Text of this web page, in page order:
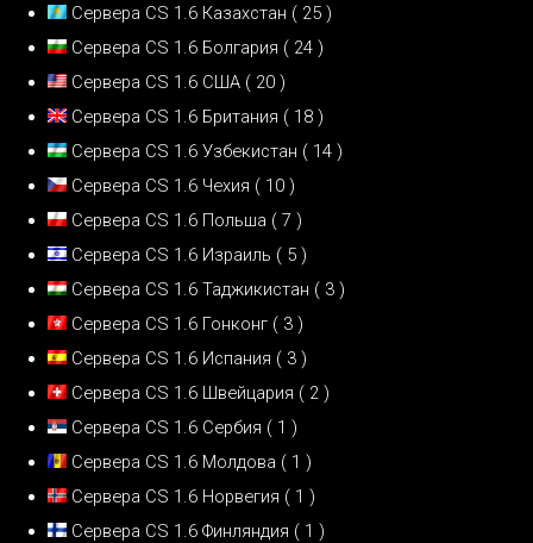
Сервера CS 1.6 Казахстан ( 25 )
Сервера CS 1.6 Болгария ( 24 )
Сервера CS 1.6 США ( 20 )
Сервера CS 1.6 Британия ( 18 )
Сервера CS 1.6 Узбекистан ( 14 )
Сервера CS 1.6 Чехия ( 10 )
Сервера CS 1.6 Польша ( 7 )
Сервера CS 1.6 Израиль ( 5 )
Сервера CS 1.6 Таджикистан ( 3 )
Сервера CS 1.6 Гонконг ( 3 )
Сервера CS 1.6 Испания ( 3 )
Сервера CS 1.6 Швейцария ( 2 )
Сервера CS 1.6 Сербия ( 1 )
Сервера CS 1.6 Молдова ( 1 )
Сервера CS 1.6 Норвегия ( 1 )
Сервера CS 1.6 Финляндия ( 1 )